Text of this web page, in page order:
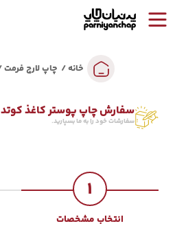
خانه چاپ لارج فرمت
سفارش چاپ پوستر کاغذ کوتد
سفارشات خود را به ما بسپارید.
1
انتخاب مشخصات